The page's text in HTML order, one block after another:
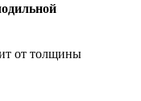
от толщины